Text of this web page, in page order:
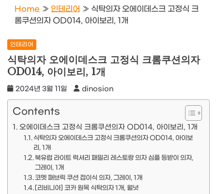
Home » 인테리어 » 식탁의자 오에이데스크 고정식 크
롬쿠션의자 OD014, 아이보리, 1개
인테리어
식탁의자 오에이데스크 고정식 크롬쿠션의자
OD014, 아이보리, 1개
2024년 3월 11일 dinosion
Contents
오에이데스크 고정식 크롬쿠션의자 OD014, 아이보리, 1개
식탁의자 오에이데스크 고정식 크롬쿠션의자 OD014, 아이보
리, 1개
북유럽 라이트 럭셔리 패밀리 레스토랑 의자 심플 등받이 의자,
그레이, 1개
코멧 패브릭 쿠션 접이식 의자, 그레이, 1개
[리비니아] 코카 원목 식탁의자 1개, 월넛